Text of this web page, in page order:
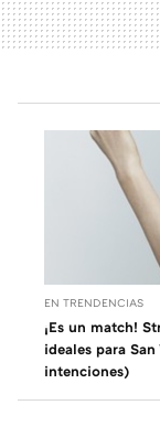
EN TRENDENCIAS
¡Es un match!
ideales para
intenciones)